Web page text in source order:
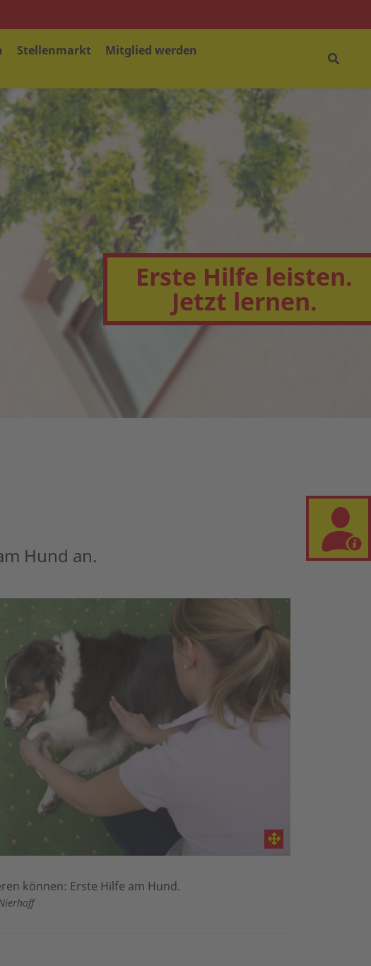
Stellenmarkt
Mitglied werden
Erste Hilfe leisten.
Jetzt lernen.
Hund an.
können: Erste Hilfe am Hund.